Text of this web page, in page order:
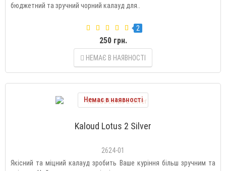
бюджетний та зручний чорний калауд для..
2
250 грн.
НЕМАЄ В НАЯВНОСТІ
Немає в наявності
Kaloud Lotus 2 Silver
2624-01
Якісний та міцний калауд зробить Ваше куріння більш зручним та